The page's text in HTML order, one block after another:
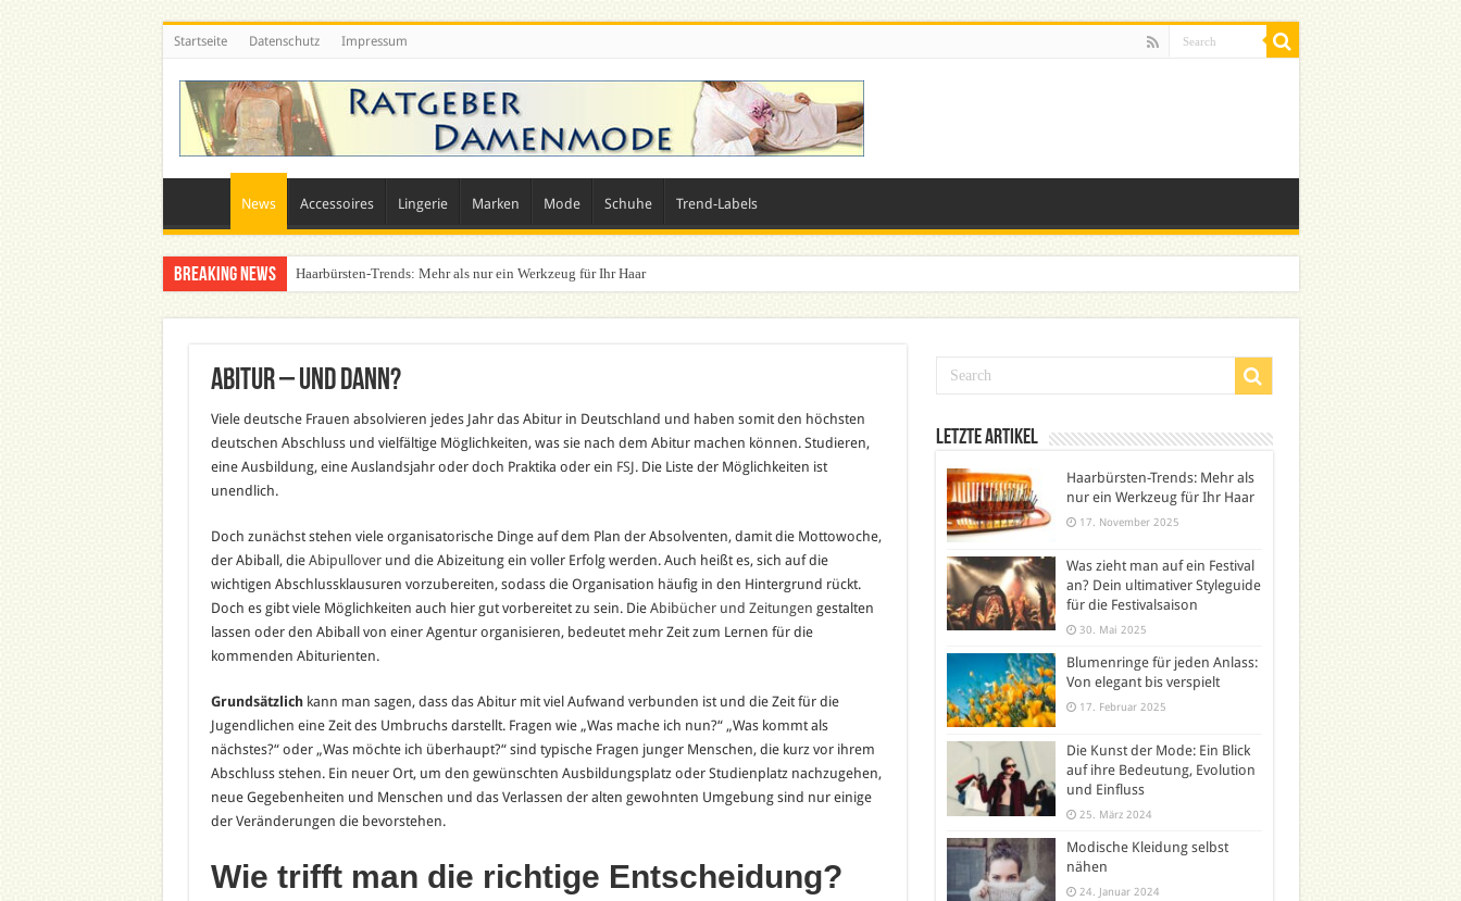
Startseite Datenschutz Impressum
News Accessoires Lingerie Marken Mode Schuhe Trend-Labels
Breaking News Haarbürsten-Trends: Mehr als nur ein Werkzeug für Ihr Haar
Abitur – Und dann?
Viele deutsche Frauen absolvieren jedes Jahr das Abitur in Deutschland und haben somit den höchsten
deutschen Abschluss und vielfältige Möglichkeiten, was sie nach dem Abitur machen können. Studieren,
eine Ausbildung, eine Auslandsjahr oder doch Praktika oder ein FSJ. Die Liste der Möglichkeiten ist
unendlich.
Doch zunächst stehen viele organisatorische Dinge auf dem Plan der Absolventen, damit die Mottowoche,
der Abiball, die Abipulloverund die Abizeitung ein voller Erfolg werden. Auch heißt es, sich auf die
wichtigen Abschlussklausuren vorzubereiten, sodass die Organisation häufig in den Hintergrund rückt.
Doch es gibt viele Möglichkeiten auch hier gut vorbereitet zu sein. Die Abibücher und Zeitungen gestalten
lassen oder den Abiball von einer Agentur organisieren, bedeutet mehr Zeit zum Lernen für die
kommenden Abiturienten.
Grundsätzlichkann man sagen, dass das Abitur mit viel Aufwand verbunden ist und die Zeit für die
Jugendlichen eine Zeit des Umbruchs darstellt. Fragen wie „Was mache ich nun?“ „Was kommt als
nächstes?“ oder „Was möchte ich überhaupt?“ sind typische Fragen junger Menschen, die kurz vor ihrem
Abschluss stehen. Ein neuer Ort, um den gewünschten Ausbildungsplatz oder Studienplatz nachzugehen,
neue Gegebenheiten und Menschen und das Verlassen der alten gewohnten Umgebung sind nur einige
der Veränderungen die bevorstehen.
Wie trifft man die richtige Entscheidung?
Letzte Artikel
Haarbürsten-Trends: Mehr als
nur ein Werkzeug für Ihr Haar
17. November 2025
Was zieht man auf ein Festival
an? Dein ultimativer Styleguide
für die Festivalsaison
30. Mai 2025
Blumenringe für jeden Anlass:
Von elegant bis verspielt
17. Februar 2025
Die Kunst der Mode: Ein Blick
auf ihre Bedeutung, Evolution
und Einfluss
25. März 2024
Modische Kleidung selbst
nähen
24. Januar 2024